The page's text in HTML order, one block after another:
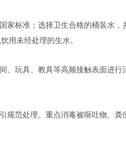
家标准；选择卫生合格的桶装水，
用未经处理的生水。
、玩具、教具等高频接触表面进行
范处理。重点消毒被呕吐物、粪